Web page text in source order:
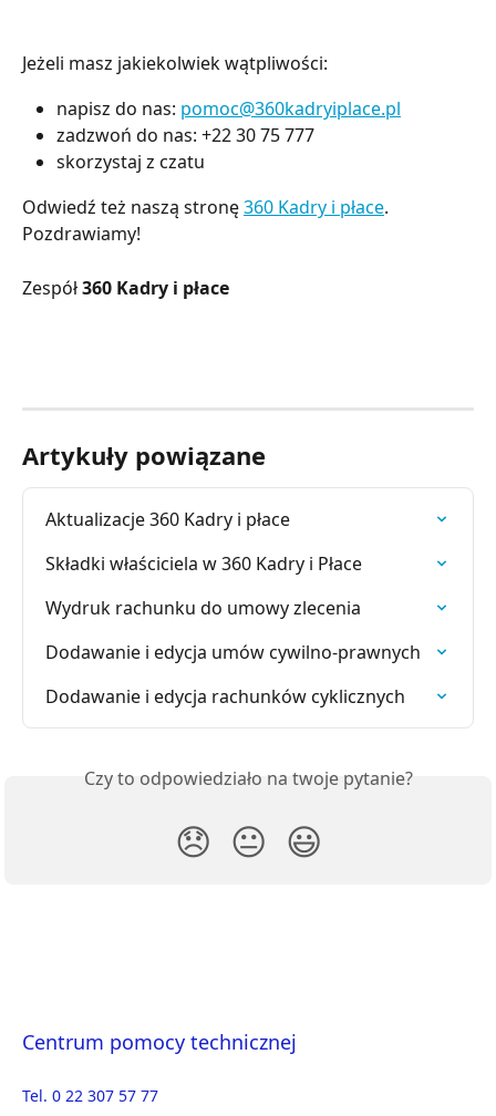
Jeżeli masz jakiekolwiek wątpliwości:
napisz do nas: pomoc@360kadryiplace.pl
zadzwoń do nas: +22 30 75 777
skorzystaj z czatu
Odwiedź też naszą stronę360 Kadry i płace.
Pozdrawiamy!
Zespół360 Kadry i płace
Artykuły powiązane
Aktualizacje 360 Kadry i płace
Składki właściciela w 360 Kadry i Płace
Wydruk rachunku do umowy zlecenia
Dodawanie i edycja umów cywilno-prawnych
Dodawanie i edycja rachunków cyklicznych
Czy to odpowiedziało na twoje pytanie?
😞 😐 😃
Centrum pomocy technicznej
Tel. 0 22 307 57 77